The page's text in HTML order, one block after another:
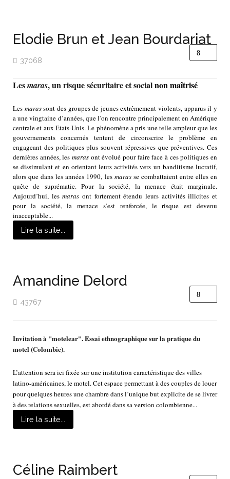
Elodie Brun et Jean Bourdariat
37068
Lesmaras, un risque sécuritaire et socialnon maîtrisé
Les marassont des groupes de jeunes extrêmement violents, apparus il y
a une vingtaine d’années, que l’on rencontre principalement en Amérique
centrale et aux Etats-Unis. Le phénomène a pris une telle ampleur que les
gouvernements concernés tentent de circonscrire le problème en
engageant des politiques plus souvent répressives que préventives. Ces
dernières années, les maras ont évolué pour faire face à ces politiques en
se dissimulant et en orientant leurs activités vers un banditisme lucratif,
alors que dans les années 1990, les marasse combattaient entre elles en
quête de suprématie. Pour la société, la menace était marginale.
Aujourd’hui, lesmarasont fortement étendu leurs activités illicites et
pour la société, la menace s’est renforcée, le risque est devenu
inacceptable...
Lire la suite...
Amandine Delord
43767
Invitation à "motelear". Essai ethnographique sur la pratique du
motel (Colombie).
L’attention sera ici fixée sur une institution caractéristique des villes
latino-américaines, le motel. Cet espace permettant à des couples de louer
pour quelques heures une chambre dans l’unique but explicite de se livrer
à des relations sexuelles, est abordé dans sa version colombienne...
Lire la suite...
Céline Raimbert